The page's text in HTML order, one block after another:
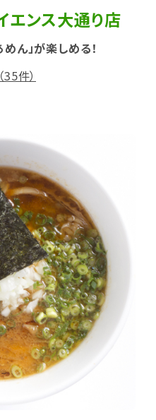
エンス大通り店
ん」が楽しめる！
（35件）